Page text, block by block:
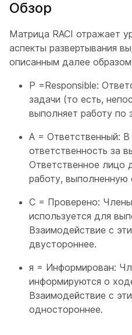
Обзор
Матрица RACI отражает
аспекты развертывания
описанным далее
Р =Responsible:
задачи (то есть,
выполняет работу по
А = Ответственный: В
ответственность за
Ответственное лицо
работу,
С = Проверено:
используется для
Взаимодействие с
двустороннее.
я = Информирован:
информируются о
Взаимодействие с
одностороннее.